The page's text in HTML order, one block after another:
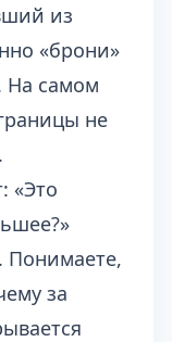
из
«брони»
На самом
не
«Это
Понимаете,
за